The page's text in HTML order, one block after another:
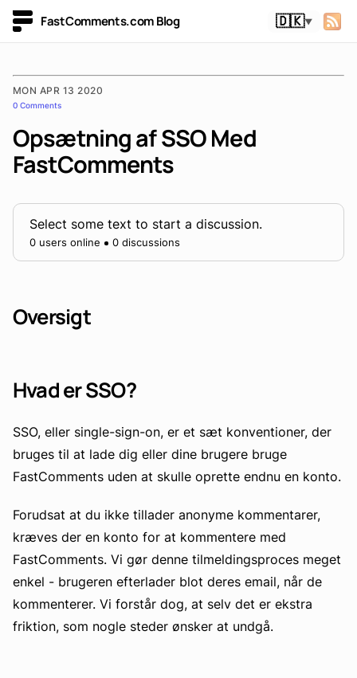
FastComments.com Blog 🇩🇰▼
MON APR 13 2020
0 Comments
Opsætning af SSO Med
FastComments
Select some text to start a discussion.
0 users online 0 discussions
Oversigt
Hvad er SSO?
SSO, eller single-sign-on, er et sæt konventioner, der
bruges til at lade dig eller dine brugere bruge
FastComments uden at skulle oprette endnu en konto.
Forudsat at du ikke tillader anonyme kommentarer,
kræves der en konto for at kommentere med
FastComments. Vi gør denne tilmeldingsproces meget
enkel - brugeren efterlader blot deres email, når de
kommenterer. Vi forstår dog, at selv det er ekstra
friktion, som nogle steder ønsker at undgå.